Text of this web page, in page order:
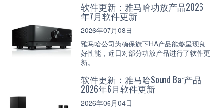
软件更新：雅马哈功放产品2026
年7月软件更新
2026年07月08日
雅马哈公司为确保旗下HA产品能够呈现良
好性能，近日对部分功放产品进行了软件更
新。
软件更新：雅马哈Sound Bar产品
2026年6月软件更新
2026年06月04日